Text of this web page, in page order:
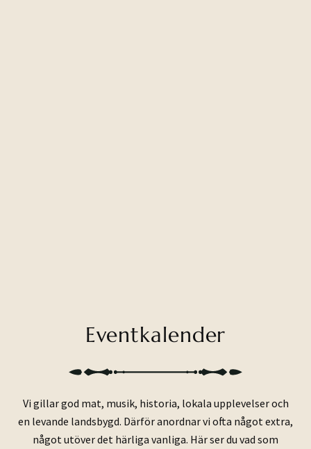
Eventkalender
Vi gillar god mat, musik, historia, lokala upplevelser och
en levande landsbygd. Därför anordnar vi ofta något extra,
något utöver det härliga vanliga. Här ser du vad som